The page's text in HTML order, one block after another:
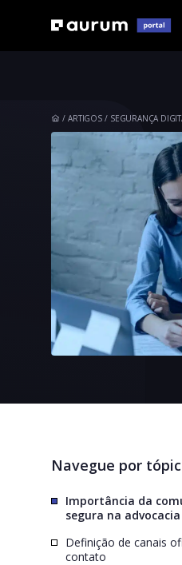
ARTIGOS SEGURANÇA
Navegue por
Importância da
segura na advocacia
Definição de canais
contato